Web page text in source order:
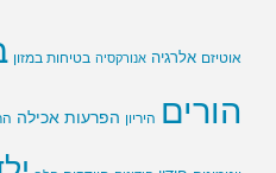
אוטיזם אלרגיה אנורקסיה בטיחות במזון
הורים היריון הפרעות אכילה